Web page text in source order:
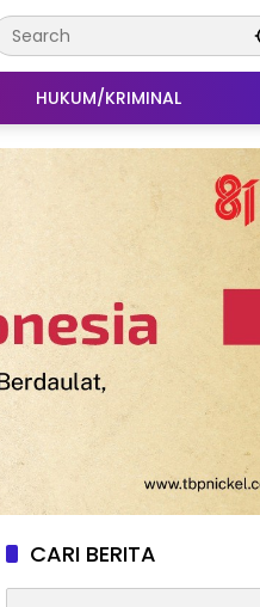
HUKUM/KRIMINAL
CARI BERITA